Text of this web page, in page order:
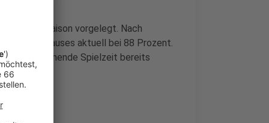
Saison vorgelegt. Nach
Konzerthauses aktuell bei 88 Prozent.
die kommende Spielzeit bereits